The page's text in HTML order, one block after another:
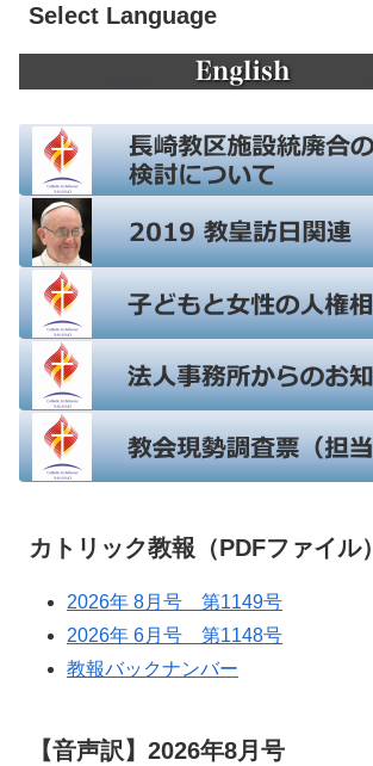
Select Language
カトリック教報（PDFファイル）
2026年 8月号 第1149号
2026年 6月号 第1148号
教報バックナンバー
【音声訳】2026年8月号